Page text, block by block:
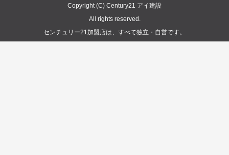
Copyright (C) Century21 アイ建設
All rights reserved.
センチュリー21加盟店は、すべて独立・自営です。